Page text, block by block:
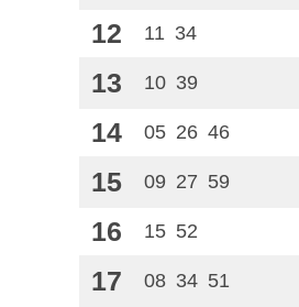
12 11 34
13 10 39
14 05 26 46
15 09 27 59
16 15 52
17 08 34 51